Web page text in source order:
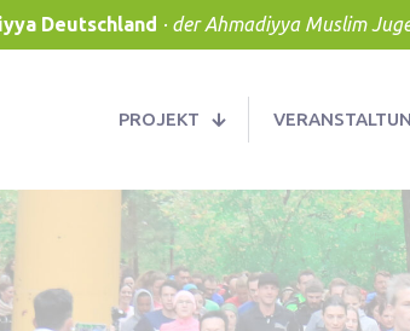
Deutschland · der Ahmadiyya Muslim
PROJEKT